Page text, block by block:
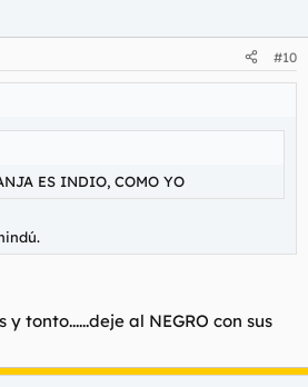
#10
ES INDIO, COMO YO
tonto......deje al NEGRO con sus